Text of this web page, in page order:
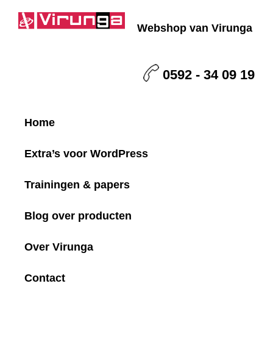
Webshop van Virunga
0592 - 34 09 19
Home
Extra’s voor WordPress
Trainingen & papers
Blog over producten
Over Virunga
Contact